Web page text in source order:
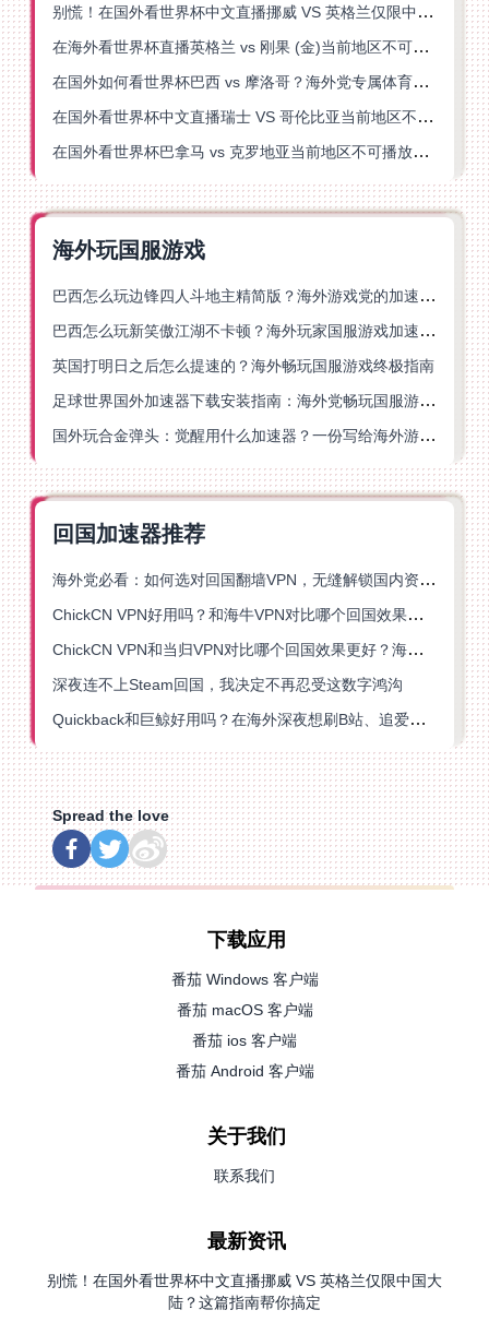
别慌！在国外看世界杯中文直播挪威 VS 英格兰仅限中国大陆？这篇指南帮你搞定
在海外看世界杯直播英格兰 vs 刚果 (金)当前地区不可播放？这篇指南帮你突破所有限制
在国外如何看世界杯巴西 vs 摩洛哥？海外党专属体育观赛指南来了
在国外看世界杯中文直播瑞士 VS 哥伦比亚当前地区不可播放？这篇指南帮你搞定
在国外看世界杯巴拿马 vs 克罗地亚当前地区不可播放？这篇指南帮你轻松解决海外体育直播难题
海外玩国服游戏
巴西怎么玩边锋四人斗地主精简版？海外游戏党的加速器终极选择
巴西怎么玩新笑傲江湖不卡顿？海外玩家国服游戏加速终极指南（附猫和老鼠一梦江湖实测）
英国打明日之后怎么提速的？海外畅玩国服游戏终极指南
足球世界国外加速器下载安装指南：海外党畅玩国服游戏的终极解决方案
国外玩合金弹头：觉醒用什么加速器？一份写给海外游子的畅玩指南
回国加速器推荐
海外党必看：如何选对回国翻墙VPN，无缝解锁国内资源？
ChickCN VPN好用吗？和海牛VPN对比哪个回国效果更好？
ChickCN VPN和当归VPN对比哪个回国效果更好？海外党亲测后选了它
深夜连不上Steam回国，我决定不再忍受这数字鸿沟
Quickback和巨鲸好用吗？在海外深夜想刷B站、追爱奇艺的你，或许正需要这份答案
Spread the love
下载应用
番茄 Windows 客户端
番茄 macOS 客户端
番茄 ios 客户端
番茄 Android 客户端
关于我们
联系我们
最新资讯
别慌！在国外看世界杯中文直播挪威 VS 英格兰仅限中国大
陆？这篇指南帮你搞定